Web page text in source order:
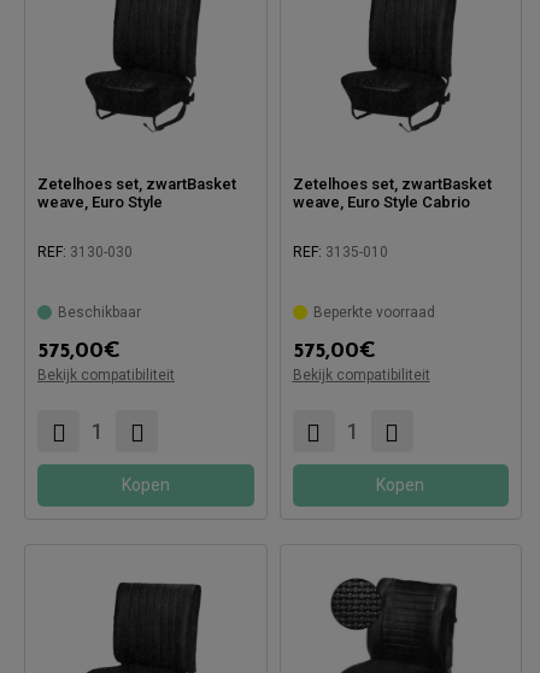
Zetelhoes set, zwartBasket
weave, Euro Style
REF: 3130-030
Beschikbaar
575,00€
Bekijk compatibiliteit
Kopen
Zetelhoes set, zwartBasket
weave, Euro Style Cabrio
REF: 3135-010
Beperkte voorraad
575,00€
Bekijk compatibiliteit
Compatibel met:
Kopen